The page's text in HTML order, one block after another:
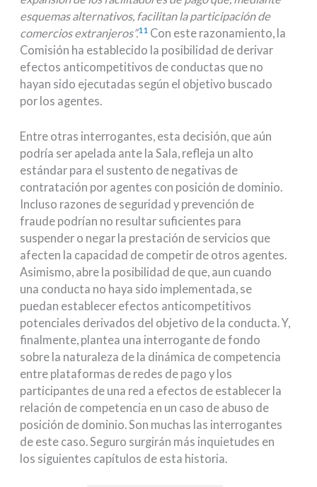
esquemas alternativos, facilitan la participación de
comercios extranjeros”.11Con este razonamiento, la
Comisión ha establecido la posibilidad de derivar
efectos anticompetitivos de conductas que no
hayan sido ejecutadas según el objetivo buscado
por los agentes.
Entre otras interrogantes, esta decisión, que aún
podría ser apelada ante la Sala, refleja un alto
estándar para el sustento de negativas de
contratación por agentes con posición de dominio.
Incluso razones de seguridad y prevención de
fraude podrían no resultar suficientes para
suspender o negar la prestación de servicios que
afecten la capacidad de competir de otros agentes.
Asimismo, abre la posibilidad de que, aun cuando
una conducta no haya sido implementada, se
puedan establecer efectos anticompetitivos
potenciales derivados del objetivo de la conducta. Y,
finalmente, plantea una interrogante de fondo
sobre la naturaleza de la dinámica de competencia
entre plataformas de redes de pago y los
participantes de una red a efectos de establecer la
relación de competencia en un caso de abuso de
posición de dominio. Son muchas las interrogantes
de este caso. Seguro surgirán más inquietudes en
los siguientes capítulos de esta historia.